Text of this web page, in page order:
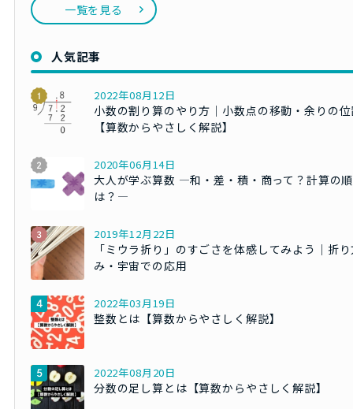
一覧を見る
人気記事
2022年08月12日
小数の割り算のやり方｜小数点の移動・余りの
【算数からやさしく解説】
2020年06月14日
大人が学ぶ算数 ―和・差・積・商って？計算の
は？―
2019年12月22日
「ミウラ折り」のすごさを体感してみよう｜折
み・宇宙での応用
2022年03月19日
整数とは【算数からやさしく解説】
2022年08月20日
分数の足し算とは【算数からやさしく解説】